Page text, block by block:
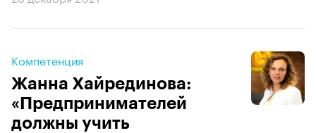
Компетенция
Жанна Хайрединова:
«Предпринимателей
должны учить